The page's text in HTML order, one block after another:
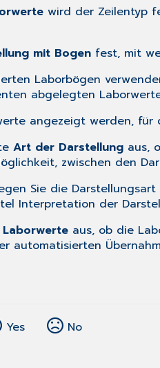
wird der Zeilentyp
mit Bogen fest, mit
Laborbögen
abgelegten
angezeigt werden, für
Art der Darstellung aus,
zwischen den
Sie die
Interpretation der
aus, ob die
automatisierten
Yes No